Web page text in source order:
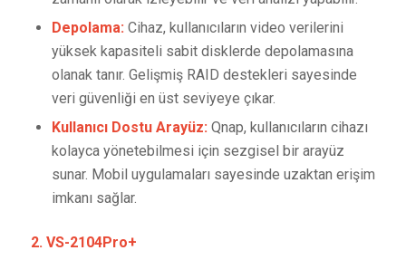
Depolama: Cihaz, kullanıcıların video verilerini
yüksek kapasiteli sabit disklerde depolamasına
olanak tanır. Gelişmiş RAID destekleri sayesinde
veri güvenliği en üst seviyeye çıkar.
Kullanıcı Dostu Arayüz: Qnap, kullanıcıların cihazı
kolayca yönetebilmesi için sezgisel bir arayüz
sunar. Mobil uygulamaları sayesinde uzaktan erişim
imkanı sağlar.
2. VS-2104Pro+